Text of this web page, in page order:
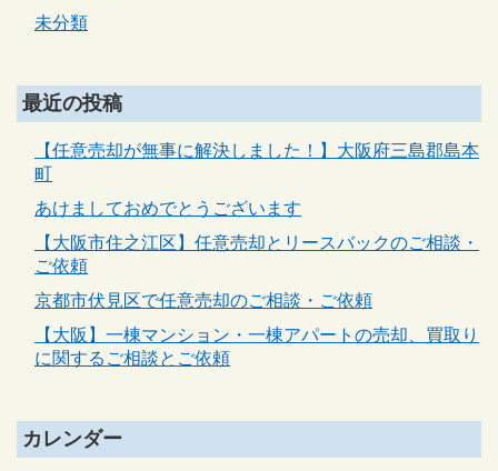
未分類
最近の投稿
【任意売却が無事に解決しました！】大阪府三島郡島本
町
あけましておめでとうございます
【大阪市住之江区】任意売却とリースバックのご相談・
ご依頼
京都市伏見区で任意売却のご相談・ご依頼
【大阪】一棟マンション・一棟アパートの売却、買取り
に関するご相談とご依頼
カレンダー